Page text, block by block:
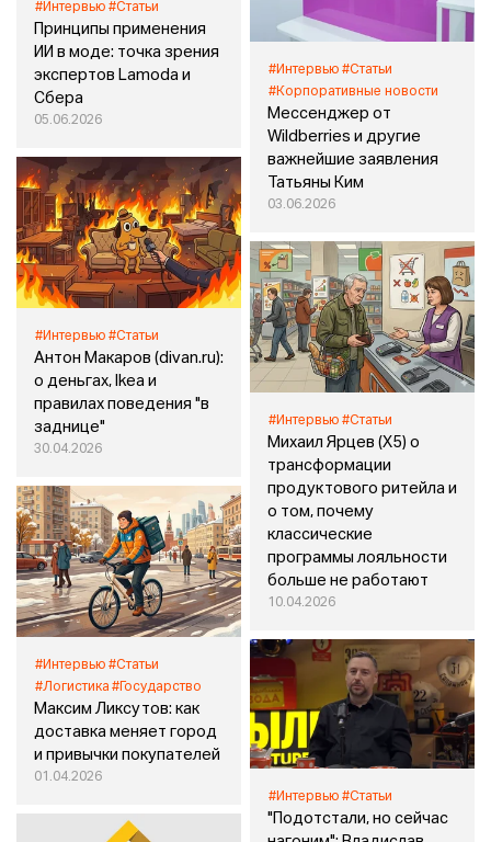
#Интервью #Статьи
Принципы применения
ИИ в моде: точка зрения
экспертов Lamoda и
Сбера
05.06.2026
#Интервью #Статьи
#Корпоративные новости
Мессенджер от
Wildberries и другие
важнейшие заявления
Татьяны Ким
03.06.2026
#Интервью #Статьи
Антон Макаров (divan.ru):
о деньгах, Ikea и
правилах поведения "в
заднице"
30.04.2026
#Интервью #Статьи
Михаил Ярцев (X5) о
трансформации
продуктового ритейла и
о том, почему
классические
программы лояльности
больше не работают
10.04.2026
#Интервью #Статьи
#Логистика #Государство
Максим Ликсутов: как
доставка меняет город
и привычки покупателей
01.04.2026
#Интервью #Статьи
"Подотстали, но сейчас